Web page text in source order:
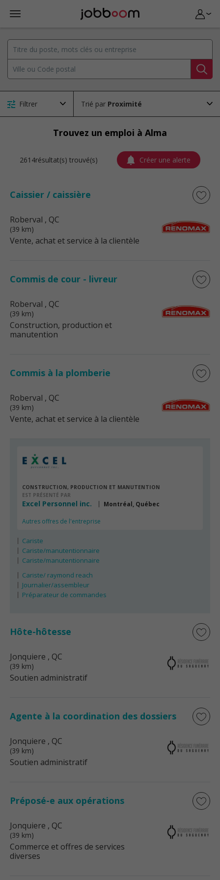
Filtrer Trié par
Trouvez un emploi à Alma
2614résultat(s) trouvé(s) Créer une alerte
Caissier / caissière
Roberval , QC
(39 km)
Vente, achat et service à la clientèle
Commis de cour - livreur
Roberval , QC
(39 km)
Construction, production et
manutention
Commis à la plomberie
Roberval , QC
(39 km)
Vente, achat et service à la clientèle
CONSTRUCTION, PRODUCTION ET MANUTENTION
EST PRÉSENTÉ PAR
Excel Personnel inc. Montréal, Québec
Autres offres de l'entreprise
Cariste
Cariste/manutentionnaire
Cariste/manutentionnaire
Cariste/ raymond reach
Journalier/assembleur
Préparateur de commandes
Hôte-hôtesse
Jonquiere , QC
(39 km)
Soutien administratif
Agente à la coordination des dossiers
Jonquiere , QC
(39 km)
Soutien administratif
Préposé-e aux opérations
Jonquiere , QC
(39 km)
Commerce et offres de services
diverses